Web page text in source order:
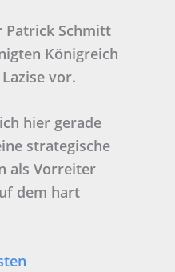
Patrick Schmitt
Königreich
vor.
hier gerade
strategische
als Vorreiter
dem hart